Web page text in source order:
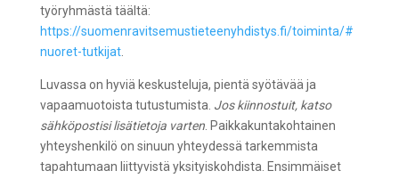
työryhmästä täältä:
https://suomenravitsemustieteenyhdistys.fi/toiminta/#
nuoret-tutkijat.
Luvassa on hyviä keskusteluja, pientä syötävää ja
vapaamuotoista tutustumista. Jos kiinnostuit, katso
sähköpostisi lisätietoja varten. Paikkakuntakohtainen
yhteyshenkilö on sinuun yhteydessä tarkemmista
tapahtumaan liittyvistä yksityiskohdista. Ensimmäiset